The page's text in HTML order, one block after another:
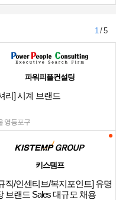
1/ 5
파워피플컨설팅
리] 시계 브랜드
영등포구
키스템프
직/인센티브/복지포인트] 유명
브랜드 Sales 대규모 채용